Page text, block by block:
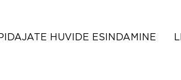
HUVIDE ESINDAMINE